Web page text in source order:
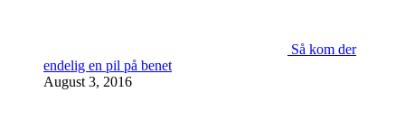
Så kom der
endelig en pil på benet
August 3, 2016